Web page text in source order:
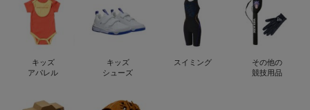
キッズ
アパレル
キッズ
シューズ
スイミング
その他の
競技用品